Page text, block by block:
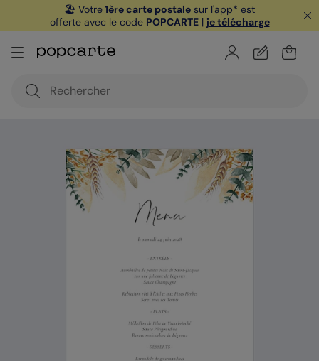
🏖️ Votre1ère carte postale sur l'app* est
offerte avec le code POPCARTE| je télécharge